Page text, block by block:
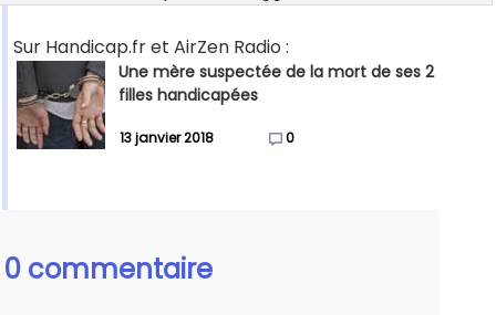
Sur Handicap.fr et AirZen Radio :
Une mère suspectée de la mort de ses 2
filles handicapées
13 janvier 2018 0
0 commentaire